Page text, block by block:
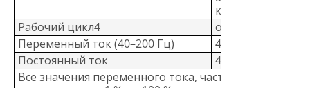
кГц
Рабочий цикл4
от 1 % до 99 %
Переменный ток (40–200 Гц)
4,000 А 10,00 А
Постоянный ток
4,000 А 10,00 А
Все значения переменного тока, частоты и